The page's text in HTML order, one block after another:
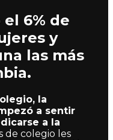
6% de
y
las más
la
a sentir
a la
de colegio les